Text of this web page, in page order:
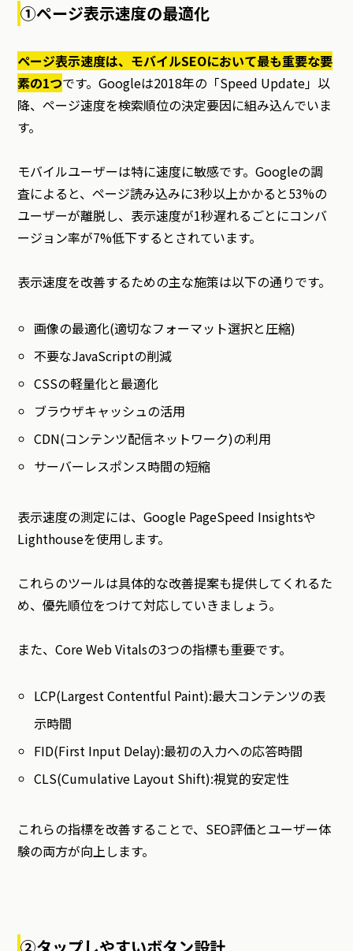
①ページ表示速度の最適化
ページ表示速度は、モバイルSEOにおいて最も重要な要
素の1つです。Googleは2018年の「Speed Update」以
降、ページ速度を検索順位の決定要因に組み込んでいま
す。
モバイルユーザーは特に速度に敏感です。Googleの調
査によると、ページ読み込みに3秒以上かかると53%の
ユーザーが離脱し、表示速度が1秒遅れるごとにコンバ
ージョン率が7%低下するとされています。
表示速度を改善するための主な施策は以下の通りです。
画像の最適化(適切なフォーマット選択と圧縮)
不要なJavaScriptの削減
CSSの軽量化と最適化
ブラウザキャッシュの活用
CDN(コンテンツ配信ネットワーク)の利用
サーバーレスポンス時間の短縮
表示速度の測定には、Google PageSpeed Insightsや
Lighthouseを使用します。
これらのツールは具体的な改善提案も提供してくれるた
め、優先順位をつけて対応していきましょう。
また、Core Web Vitalsの3つの指標も重要です。
LCP(Largest Contentful Paint):最大コンテンツの表
示時間
FID(First Input Delay):最初の入力への応答時間
CLS(Cumulative Layout Shift):視覚的安定性
これらの指標を改善することで、SEO評価とユーザー体
験の両方が向上します。